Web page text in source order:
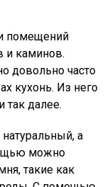
помещений
и каминов.
довольно часто
кухонь. Из него
далее.
а
можно
такие как